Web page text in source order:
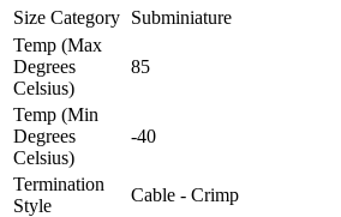
Size Category Subminiature
Temp (Max
Degrees
Celsius)
85
Temp (Min
Degrees
Celsius)
-40
Termination
Style
Cable - Crimp